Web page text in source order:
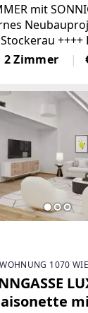
mit
2 Zimmer
1070
mit